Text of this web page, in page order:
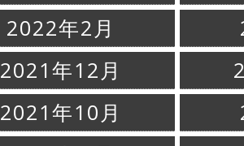
2022年2月
2021年12月
2021年10月